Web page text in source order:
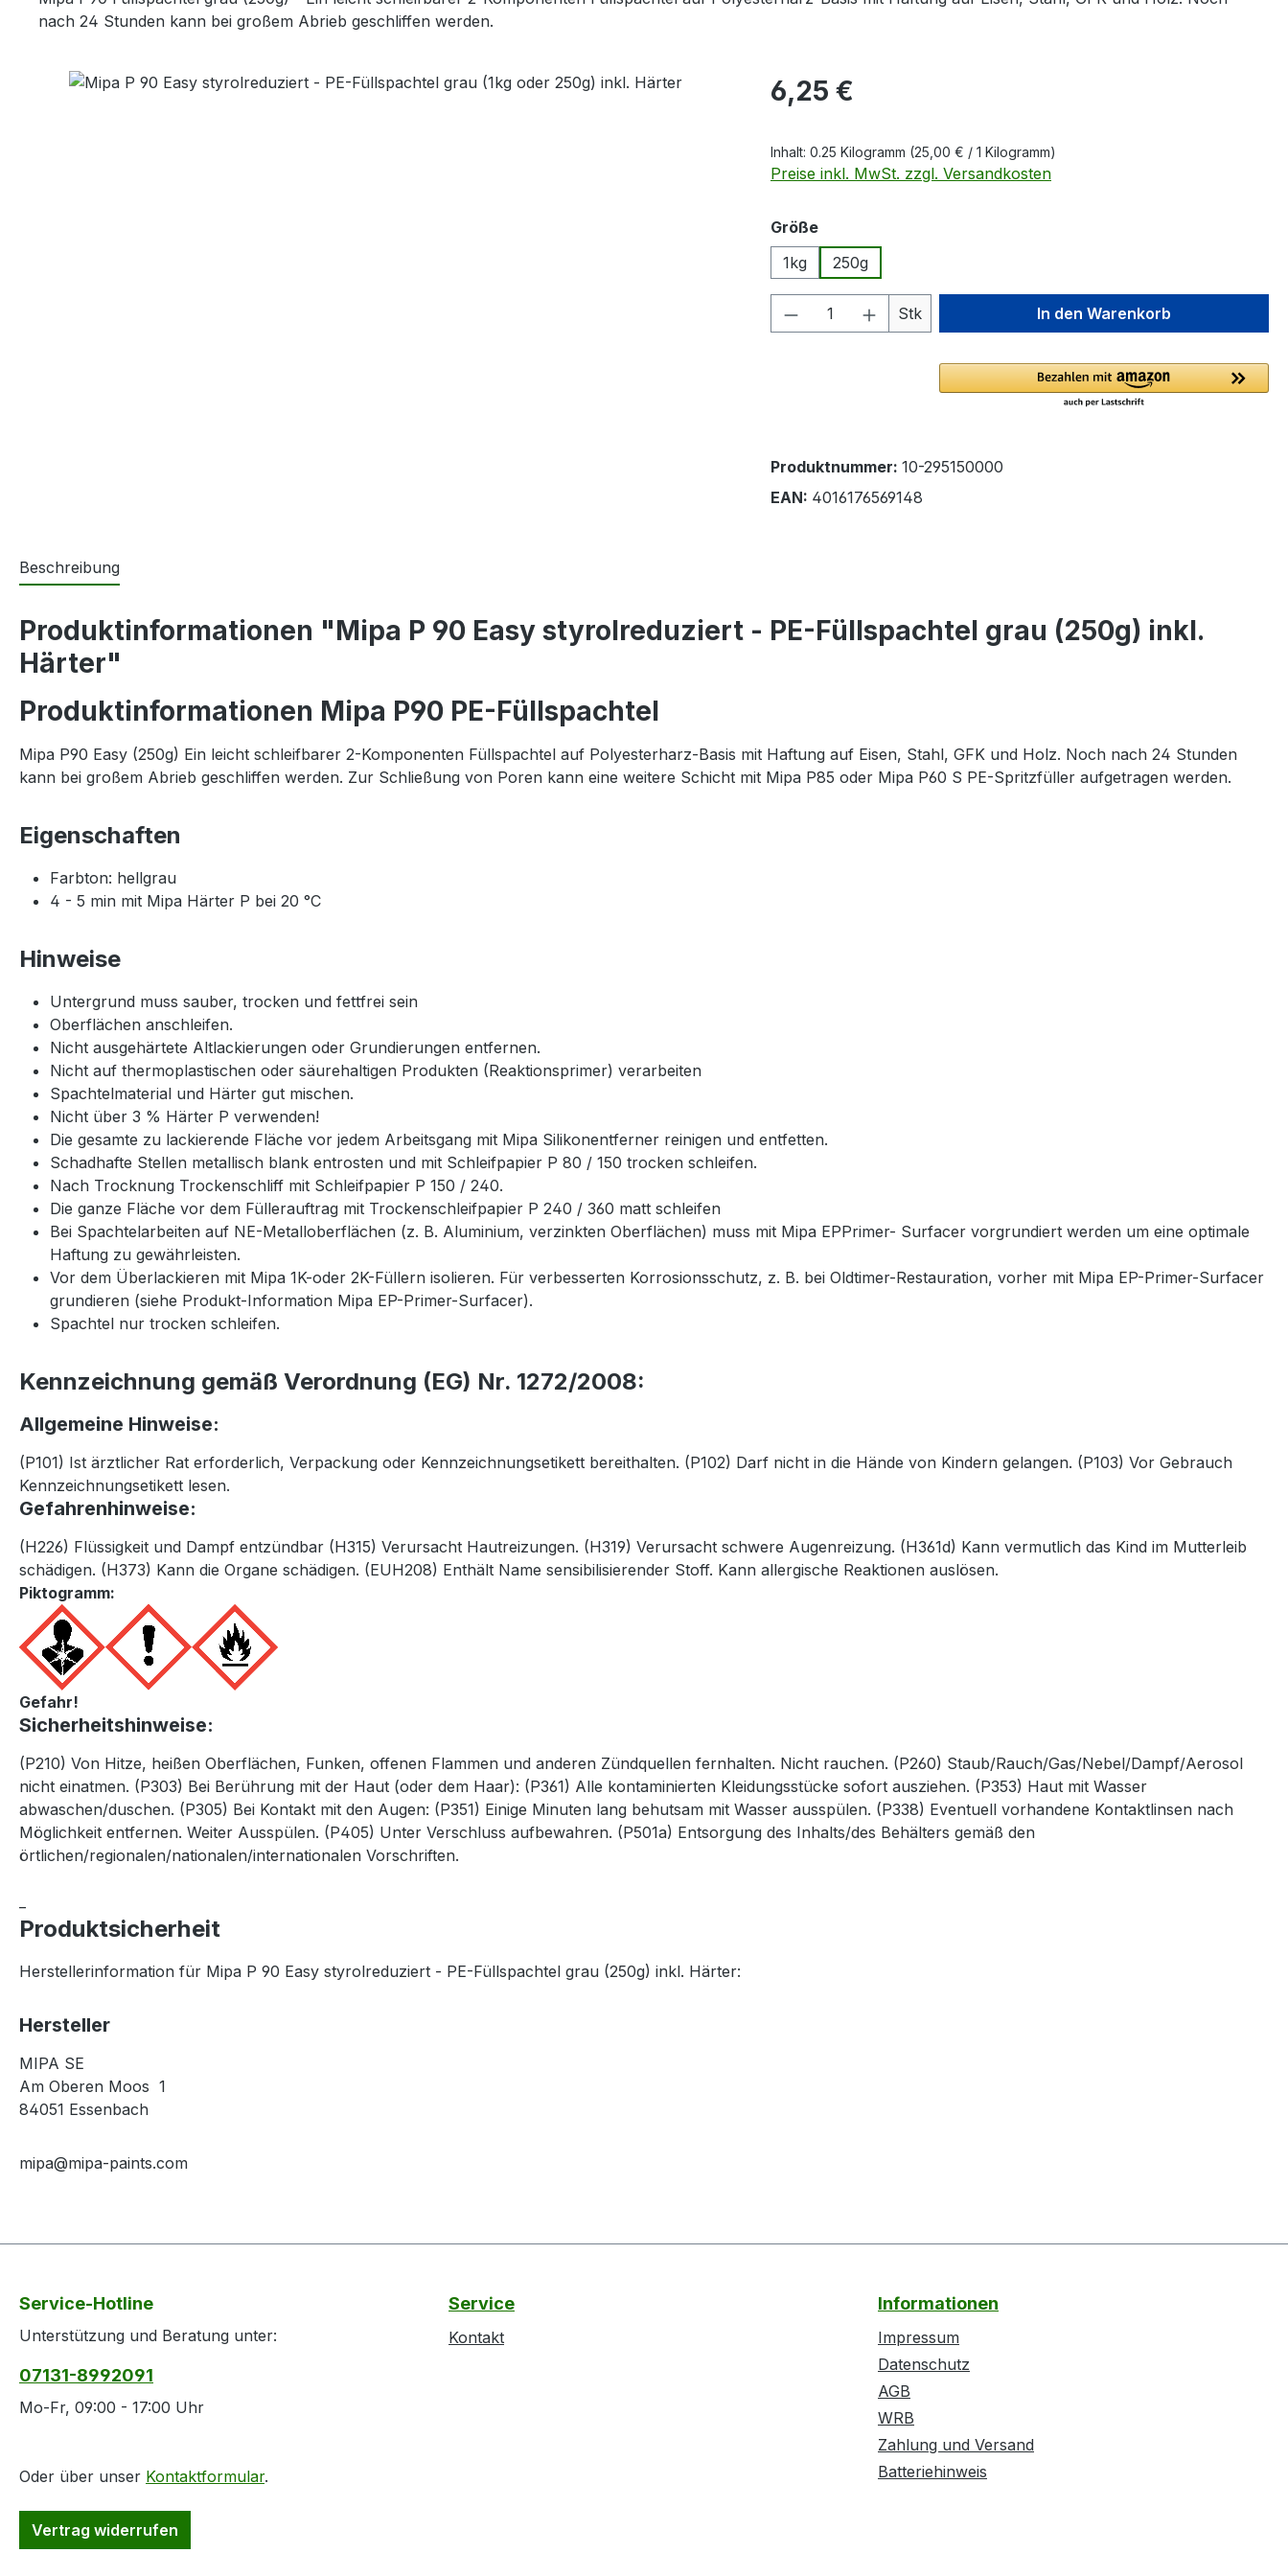
nach 24 Stunden kann bei großem Abrieb geschliffen werden.
Bildergalerie überspringen Regulärer Preis:
6,25 €
Inhalt: 0.25 Kilogramm (25,00 € / 1 Kilogramm)
Preise inkl. MwSt. zzgl. Versandkosten
Größeauswählen
1kg
250g
Produkt Anzahl: Gib den gewünschten Wert
Stk In den Warenkorb
Produktnummer: 10-295150000
EAN: 4016176569148
Beschreibung
Produktinformationen "Mipa P 90 Easy styrolreduziert - PE-Füllspachtel grau (250g) inkl.
Härter"
Produktinformationen Mipa P90 PE-Füllspachtel
Mipa P90 Easy (250g) Ein leicht schleifbarer 2-Komponenten Füllspachtel auf Polyesterharz-Basis mit Haftung auf Eisen, Stahl, GFK und Holz. Noch nach 24 Stunden
kann bei großem Abrieb geschliffen werden. Zur Schließung von Poren kann eine weitere Schicht mit Mipa P85 oder Mipa P60 S PE-Spritzfüller aufgetragen werden.
Eigenschaften
Farbton: hellgrau
4 - 5 min mit Mipa Härter P bei 20 °C
Hinweise
Untergrund muss sauber, trocken und fettfrei sein
Oberflächen anschleifen.
Nicht ausgehärtete Altlackierungen oder Grundierungen entfernen.
Nicht auf thermoplastischen oder säurehaltigen Produkten (Reaktionsprimer) verarbeiten
Spachtelmaterial und Härter gut mischen.
Nicht über 3 % Härter P verwenden!
Die gesamte zu lackierende Fläche vor jedem Arbeitsgang mit Mipa Silikonentferner reinigen und entfetten.
Schadhafte Stellen metallisch blank entrosten und mit Schleifpapier P 80 / 150 trocken schleifen.
Nach Trocknung Trockenschliff mit Schleifpapier P 150 / 240.
Die ganze Fläche vor dem Füllerauftrag mit Trockenschleifpapier P 240 / 360 matt schleifen
Bei Spachtelarbeiten auf NE-Metalloberflächen (z. B. Aluminium, verzinkten Oberflächen) muss mit Mipa EPPrimer- Surfacer vorgrundiert werden um eine optimale
Haftung zu gewährleisten.
Vor dem Überlackieren mit Mipa 1K-oder 2K-Füllern isolieren. Für verbesserten Korrosionsschutz, z. B. bei Oldtimer-Restauration, vorher mit Mipa EP-Primer-Surfacer
grundieren (siehe Produkt-Information Mipa EP-Primer-Surfacer).
Spachtel nur trocken schleifen.
Kennzeichnung gemäß Verordnung (EG) Nr. 1272/2008:
Allgemeine Hinweise:
(P101) Ist ärztlicher Rat erforderlich, Verpackung oder Kennzeichnungsetikett bereithalten. (P102) Darf nicht in die Hände von Kindern gelangen. (P103) Vor Gebrauch
Kennzeichnungsetikett lesen.
Gefahrenhinweise:
(H226) Flüssigkeit und Dampf entzündbar (H315) Verursacht Hautreizungen. (H319) Verursacht schwere Augenreizung. (H361d) Kann vermutlich das Kind im Mutterleib
schädigen. (H373) Kann die Organe schädigen. (EUH208) Enthält Name sensibilisierender Stoff. Kann allergische Reaktionen auslösen.
Piktogramm:
Gefahr!
Sicherheitshinweise:
(P210) Von Hitze, heißen Oberflächen, Funken, offenen Flammen und anderen Zündquellen fernhalten. Nicht rauchen. (P260) Staub/Rauch/Gas/Nebel/Dampf/Aerosol
nicht einatmen. (P303) Bei Berührung mit der Haut (oder dem Haar): (P361) Alle kontaminierten Kleidungsstücke sofort ausziehen. (P353) Haut mit Wasser
abwaschen/duschen. (P305) Bei Kontakt mit den Augen: (P351) Einige Minuten lang behutsam mit Wasser ausspülen. (P338) Eventuell vorhandene Kontaktlinsen nach
Möglichkeit entfernen. Weiter Ausspülen. (P405) Unter Verschluss aufbewahren. (P501a) Entsorgung des Inhalts/des Behälters gemäß den
örtlichen/regionalen/nationalen/internationalen Vorschriften.
Produktsicherheit
Herstellerinformation für Mipa P 90 Easy styrolreduziert - PE-Füllspachtel grau (250g) inkl. Härter:
Hersteller
MIPA SE
Am Oberen Moos 1
84051 Essenbach
mipa@mipa-paints.com
Service-Hotline
Unterstützung und Beratung unter:
07131-8992091
Mo-Fr, 09:00 - 17:00 Uhr
Oder über unser Kontaktformular.
Vertrag widerrufen
Service
Kontakt
Informationen
Impressum
Datenschutz
AGB
WRB
Zahlung und Versand
Batteriehinweis